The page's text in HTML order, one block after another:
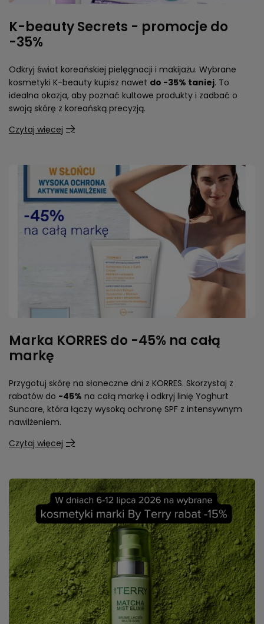
K-beauty Secrets - promocje do
-35%
Odkryj świat koreańskiej pielęgnacji i makijażu. Wybrane
kosmetyki K-beauty kupisz nawet do -35% taniej. To
idealna okazja, aby poznać kultowe produkty i zadbać o
swoją skórę z koreańską precyzją.
Czytaj więcej
Marka KORRES do -45% na całą
markę
Przygotuj skórę na słoneczne dni z KORRES. Skorzystaj z
rabatów do -45% na całą markę i odkryj linię Yoghurt
Suncare, która łączy wysoką ochronę SPF z intensywnym
nawilżeniem.
Czytaj więcej